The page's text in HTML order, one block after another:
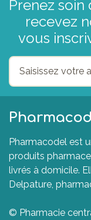
Prenez
recevez
vous
Pharmacodel est
produits
livrés à domicile.
Delpature,
© Pharmacie